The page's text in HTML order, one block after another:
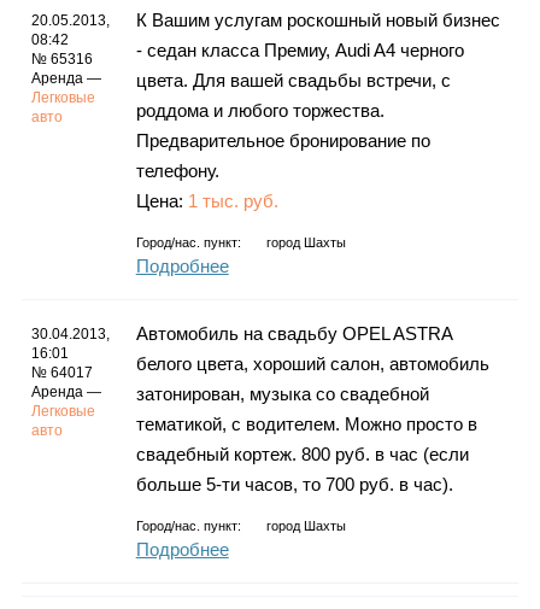
Карты
20.05.2013,
08:42
№ 65316
Аренда —
Легковые
авто
К Вашим услугам роскошный новый бизнес
- седан класса Премиу, Audi A4 черного
цвета. Для вашей свадьбы встречи, с
роддома и любого торжества.
Предварительное бронирование по
телефону.
Цена: 1 тыс. руб.
Город/нас. пункт: город Шахты
Подробнее
30.04.2013,
16:01
№ 64017
Аренда —
Легковые
авто
Автомобиль на свадьбу OPEL ASTRA
белого цвета, хороший салон, автомобиль
затонирован, музыка со свадебной
тематикой, с водителем. Можно просто в
свадебный кортеж. 800 руб. в час (если
больше 5-ти часов, то 700 руб. в час).
Город/нас. пункт: город Шахты
Подробнее